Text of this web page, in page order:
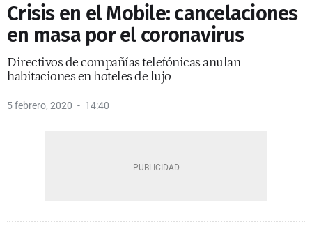
Crisis en el Mobile: cancelaciones
en masa por el coronavirus
Directivos de compañías telefónicas anulan
habitaciones en hoteles de lujo
5 febrero, 2020 14:40